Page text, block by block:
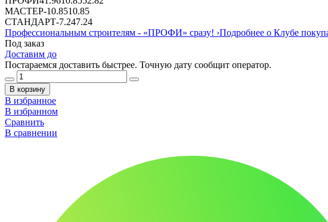
МАСТЕР-10.8510.85
СТАНДАРТ-7.247.24
Профессиональным строителям - «ПРОФИ» сразу! ›Подробнее о Клубе
Под заказ
Доставим до
Постараемся доставить быстрее. Точную дату сообщит оператор.
В корзину
В избранное
В избранном
Сравнить
В сравнении